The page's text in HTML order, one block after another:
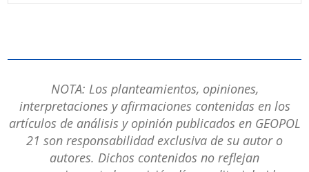
NOTA: Los planteamientos, opiniones,
interpretaciones y afirmaciones contenidas en los
artículos de análisis y opinión publicados en GEOPOL
21 son responsabilidad exclusiva de su autor o
autores. Dichos contenidos no reflejan